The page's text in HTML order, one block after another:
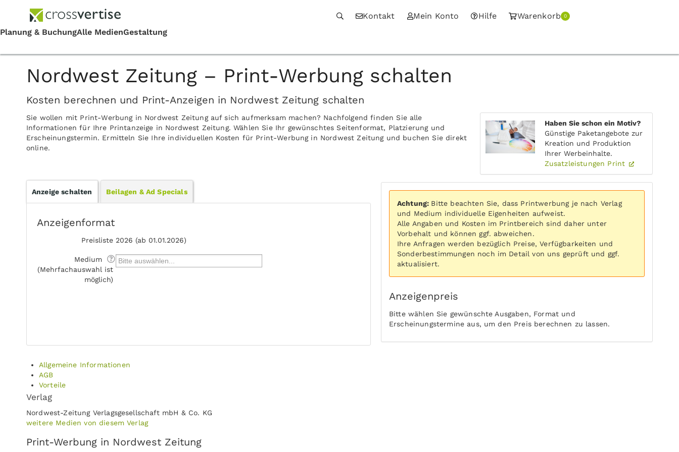
Kontakt Mein Konto Hilfe Warenkorb 0
Nordwest Zeitung – Print-Werbung schalten
Kosten berechnen und Print-Anzeigen in Nordwest Zeitung schalten
Haben Sie schon ein Motiv?
Günstige Paketangebote zur
Kreation und Produktion
Ihrer Werbeinhalte.
Zusatzleistungen Print
Sie wollen mit Print-Werbung in Nordwest Zeitung auf sich aufmerksam machen? Nachfolgend finden Sie alle
Informationen für Ihre Printanzeige in Nordwest Zeitung. Wählen Sie Ihr gewünschtes Seitenformat, Platzierung und
Erscheinungstermin. Ermitteln Sie Ihre individuellen Kosten für Print-Werbung in Nordwest Zeitung und buchen Sie direkt
online.
Anzeige schalten Beilagen & Ad Specials
Anzeigenformat
Preisliste 2026 (ab 01.01.2026)
Medium
(Mehrfachauswahl ist
möglich)
Achtung: Bitte beachten Sie, dass Printwerbung je nach Verlag
und Medium individuelle Eigenheiten aufweist.
Alle Angaben und Kosten im Printbereich sind daher unter
Vorbehalt und können ggf. abweichen.
Ihre Anfragen werden bezüglich Preise, Verfügbarkeiten und
Sonderbestimmungen noch im Detail von uns geprüft und ggf.
aktualisiert.
Anzeigenpreis
Bitte wählen Sie gewünschte Ausgaben, Format und
Erscheinungstermine aus, um den Preis berechnen zu lassen.
Allgemeine Informationen
AGB
Vorteile
Verlag
Nordwest-Zeitung Verlagsgesellschaft mbH & Co. KG
weitere Medien von diesem Verlag
Print-Werbung in Nordwest Zeitung